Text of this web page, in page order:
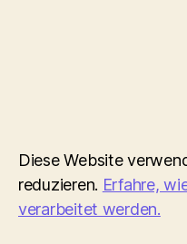
Diese Website
reduzieren. Erfahre,
verarbeitet werden.